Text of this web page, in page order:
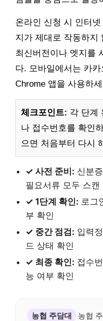
온라인 신청 시 인터
지가 제대로 작동하지
최신버전이나 엣지를
다. 모바일에서는 카
Chrome 앱을 사용하
체크포인트: 각 단계
나 접수번호를 확인
으면 처음부터 다시
✓ 사전 준비: 신분
필요서류 모두 스캔
✓ 1단계 확인: 로그
부 확인
✓ 중간 점검: 입력
드 상태 확인
✓ 최종 확인: 접수
능 여부 확인
농협 주담대
농협